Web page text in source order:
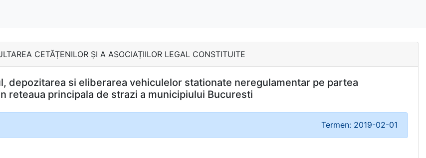
CETĂȚENILOR ȘI A ASOCIAȚIILOR LEGAL CONSTITUITE
depozitarea si eliberarea vehiculelor stationate neregulamentar pe partea
reteaua principala de strazi a municipiului Bucuresti
Termen: 2019-02-01